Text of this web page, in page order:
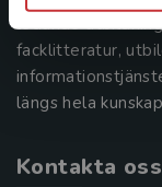
ledande
facklitteratur,
längs hela
Kontakta oss